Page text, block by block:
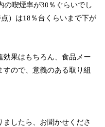
の喫煙率が30％ぐらいでし
）は18％台くらいまで下が
効果はもちろん、食品メー
ので、意義のある取り組
したら、お聞かせくださ